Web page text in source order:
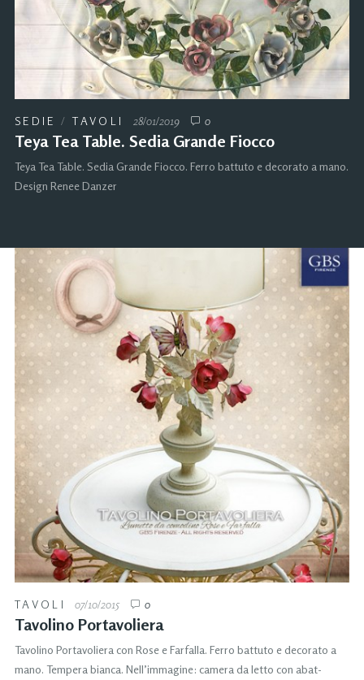
SEDIE /TAVOLI 28/01/2019 0
Teya Tea Table. Sedia Grande Fiocco
Teya Tea Table. Sedia Grande Fiocco. Ferro battuto e decorato a mano.
Design Renee Danzer
TAVOLI 07/10/2015 0
Tavolino Portavoliera
Tavolino Portavoliera con Rose e Farfalla. Ferro battuto e decorato a
mano. Tempera bianca. Nell’immagine: camera da letto con abat-